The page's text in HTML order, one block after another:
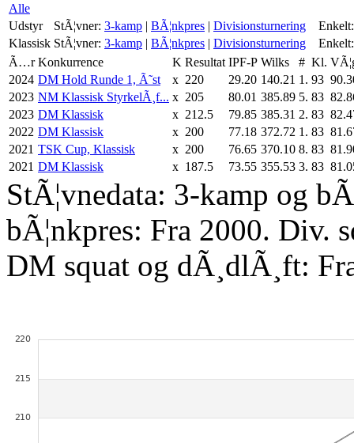
Alle
Udstyr
StÃ¦vner: 3-kamp | BÃ¦nkpres | Divisionsturnering
Enkelt:
Klassisk StÃ¦vner: 3-kamp | BÃ¦nkpres | Divisionsturnering
Enkelt:
Ã…r Konkurrence K Resultat IPF-P Wilks # Kl.
2024 DM Hold Runde 1, Ã˜st x 220 29.20 140.21 1. 93
2023 NM Klassisk StyrkelÃ¸f... x 205 80.01 385.89 5. 83
2023 DM Klassisk x 212.5 79.85 385.31 2. 83
2022 DM Klassisk x 200 77.18 372.72 1. 83
2021 TSK Cup, Klassisk x 200 76.65 370.10 8. 83
2021 DM Klassisk x 187.5 73.55 355.53 3. 83
StÃ¦vnedata: 3-kamp og
bÃ¦nkpres: Fra 2000. Div.
DM squat og dÃ¸dlÃ¸ft: